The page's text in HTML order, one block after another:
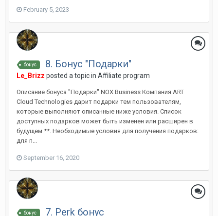
February 5, 2023
бонус 8. Бонус "Подарки"
Le_Brizz posted a topic in Affiliate program
Описание бонуса "Подарки" NOX Business Компания ART
Cloud Technologies дарит подарки тем пользователям,
которые выполняют описанные ниже условия. Список
доступных подарков может быть изменен или расширен в
будущем **. Необходимые условия для получения подарков:
для п...
September 16, 2020
бонус 7. Perk бонус